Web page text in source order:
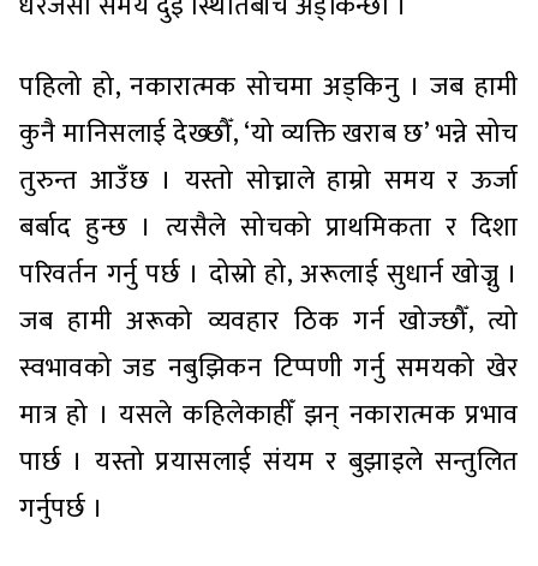
पहिलो हो, नकारात्मक सोचमा अड्किनु । जब हामी
कुनै मानिसलाई देख्छौँ, ‘यो व्यक्ति खराब छ’ भन्ने सोच
तुरुन्त आउँछ । यस्तो सोच्नाले हाम्रो समय र ऊर्जा
बर्बाद हुन्छ । त्यसैले सोचको प्राथमिकता र दिशा
परिवर्तन गर्नु पर्छ । दोस्रो हो, अरूलाई सुधार्न खोज्नु ।
जब हामी अरूको व्यवहार ठिक गर्न खोज्छौँ, त्यो
स्वभावको जड नबुझिकन टिप्पणी गर्नु समयको खेर
मात्र हो । यसले कहिलेकाहीँ झन् नकारात्मक प्रभाव
पार्छ । यस्तो प्रयासलाई संयम र बुझाइले सन्तुलित
गर्नुपर्छ ।